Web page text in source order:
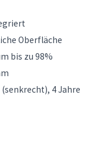
Oberfläche
bis zu 98%
4 Jahre